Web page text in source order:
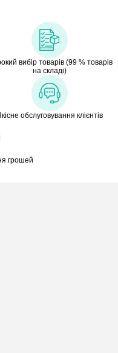
вибір товарів (99 % товарів
на складі)
обслуговування клієнтів
грошей